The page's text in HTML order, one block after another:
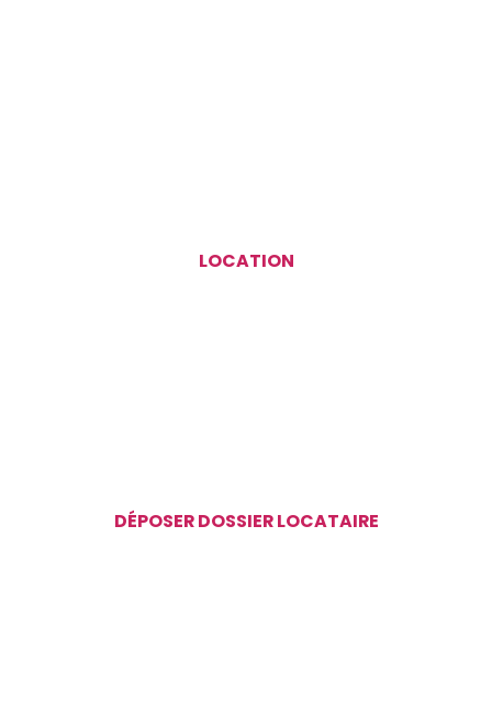
LOCATION
DÉPOSER DOSSIER LOCATAIRE